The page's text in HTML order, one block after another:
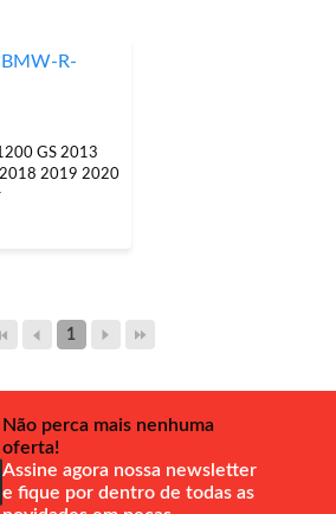
GS 2013
2019 2020
1
Não perca mais nenhuma
oferta!
Assine agora nossa newsletter
e fique por dentro de todas as